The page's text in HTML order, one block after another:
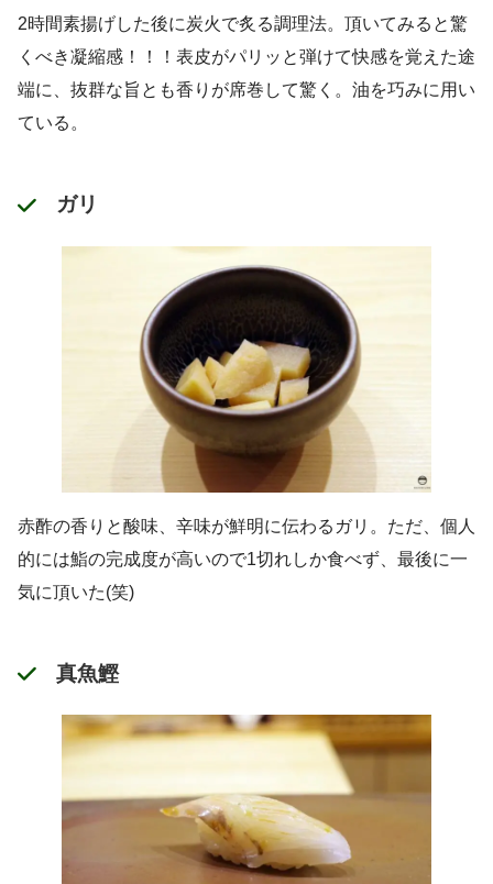
2時間素揚げした後に炭火で炙る調理法。頂いてみると驚
くべき凝縮感！！！表皮がパリッと弾けて快感を覚えた途
端に、抜群な旨とも香りが席巻して驚く。油を巧みに用い
ている。
ガリ
赤酢の香りと酸味、辛味が鮮明に伝わるガリ。ただ、個人
的には鮨の完成度が高いので1切れしか食べず、最後に一
気に頂いた(笑)
真魚鰹